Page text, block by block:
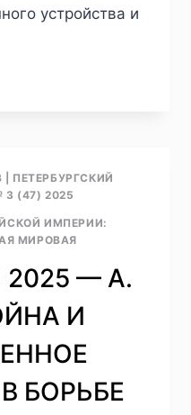
устройства и
ПЕТЕРБУРГСКИЙ
(47) 2025
ИМПЕРИИ:
МИРОВАЯ
— А.
И
БОРЬБЕ